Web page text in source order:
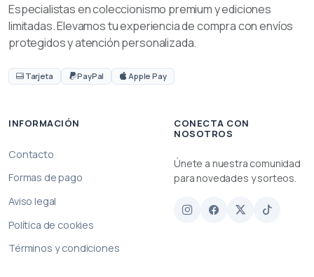
Especialistas en coleccionismo premium y ediciones
limitadas. Elevamos tu experiencia de compra con envíos
protegidos y atención personalizada.
Tarjeta PayPal Apple Pay
INFORMACIÓN
Contacto
Formas de pago
Aviso legal
Política de cookies
Términos y condiciones
CONECTA CON
NOSOTROS
Únete a nuestra comunidad
para novedades y sorteos.